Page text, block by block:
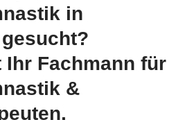
in
Ihr Fachmann für
&